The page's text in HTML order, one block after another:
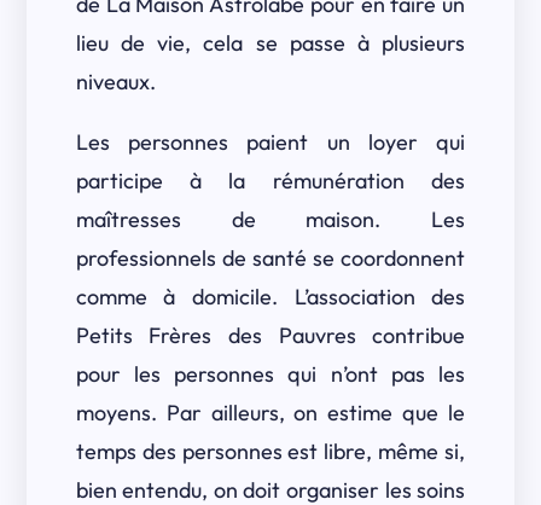
lieu de vie, cela se passe à plusieurs
niveaux.
Les personnes paient un loyer qui
participe à la rémunération des
maîtresses de maison. Les
professionnels de santé se coordonnent
comme à domicile. L’association des
Petits Frères des Pauvres contribue
pour les personnes qui n’ont pas les
moyens. Par ailleurs, on estime que le
temps des personnes est libre, même si,
bien entendu, on doit organiser les soins